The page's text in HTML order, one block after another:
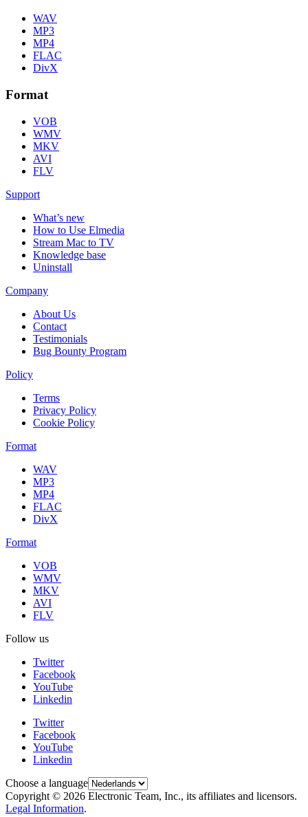
WAV
MP3
MP4
FLAC
DivX
Format
VOB
WMV
MKV
AVI
FLV
Support
What’s new
How to Use Elmedia
Stream Mac to TV
Knowledge base
Uninstall
Company
About Us
Contact
Testimonials
Bug Bounty Program
Policy
Terms
Privacy Policy
Cookie Policy
Format
WAV
MP3
MP4
FLAC
DivX
Format
VOB
WMV
MKV
AVI
FLV
Follow us
Twitter
Facebook
YouTube
Linkedin
Twitter
Facebook
YouTube
Linkedin
Choose a language
Copyright © 2026 Electronic Team, Inc., its affiliates and licensors.
Legal Information.